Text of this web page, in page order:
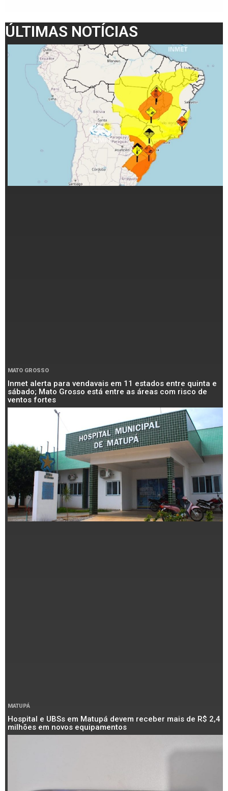
ÚLTIMAS NOTÍCIAS
MATO GROSSO
Inmet alerta para vendavais em 11 estados entre quinta e
sábado; Mato Grosso está entre as áreas com risco de
ventos fortes
MATUPÁ
Hospital e UBSs em Matupá devem receber mais de R$ 2,4
milhões em novos equipamentos